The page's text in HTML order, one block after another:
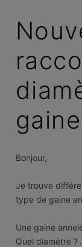
gaine
Bonjour,
Je trouve
type de gaine
Une gaine
Quel diamètre